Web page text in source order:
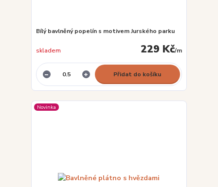
Bílý bavlněný popelín s motivem Jurského parku
229 Kč/m
skladem
Přidat do košíku
Novinka